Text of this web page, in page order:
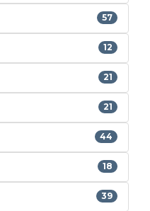
57
12
21
21
44
18
39